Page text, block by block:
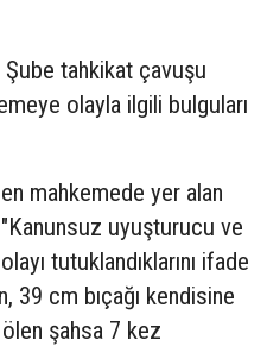
tahkikat çavuşu
olayla ilgili bulguları
mahkemede yer alan
"Kanunsuz uyuşturucu ve
tutuklandıklarını ifade
39 cm bıçağı kendisine
şahsa 7 kez